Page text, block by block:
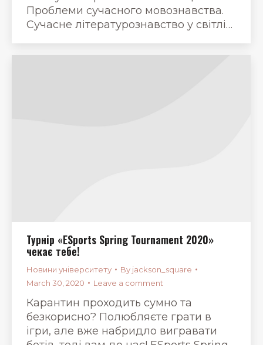
Проблеми сучасного мовознавства.
Сучасне літературознавство у світлі…
Турнір «ESports Spring Tournament 2020»
чекає тебе!
Новини університету By jackson_square
March 30, 2020
Leave a comment
Карантин проходить сумно та
безкорисно? Полюбляєте грати в
ігри, але вже набридло вигравати